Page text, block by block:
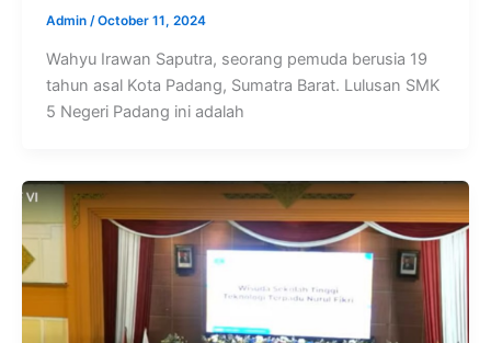
Admin /October 11, 2024
Wahyu Irawan Saputra, seorang pemuda berusia 19
tahun asal Kota Padang, Sumatra Barat. Lulusan SMK
5 Negeri Padang ini adalah